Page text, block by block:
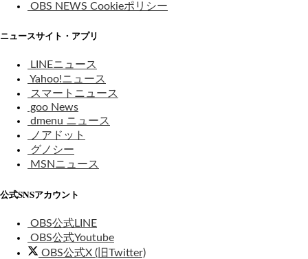
OBS NEWS Cookieポリシー
ニュースサイト・アプリ
LINEニュース
Yahoo!ニュース
スマートニュース
goo News
dmenu ニュース
ノアドット
グノシー
MSNニュース
公式SNSアカウント
OBS公式LINE
OBS公式Youtube
OBS公式X (旧Twitter)